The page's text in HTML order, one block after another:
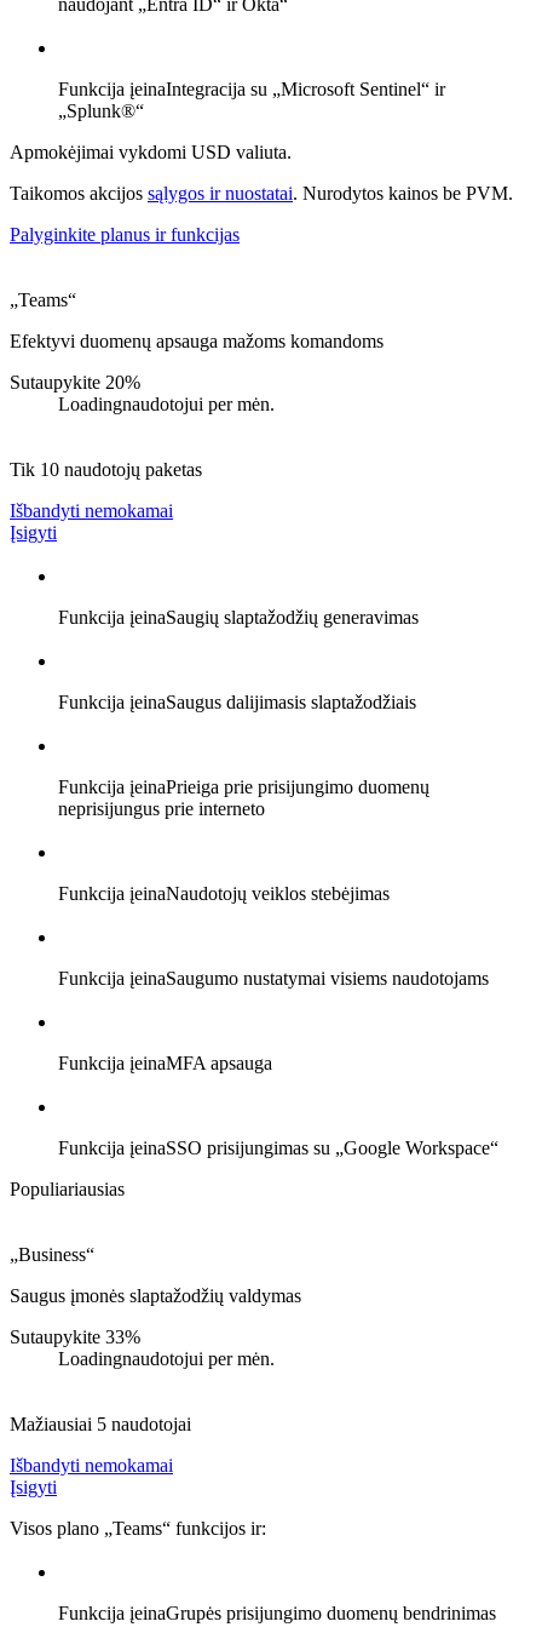
naudojant „Entra ID“ ir Okta“
Funkcija įeinaIntegracija su „Microsoft Sentinel“ ir
„Splunk®“
Apmokėjimai vykdomi USD valiuta.
Taikomos akcijos sąlygos ir nuostatai. Nurodytos kainos be PVM.
Palyginkite planus ir funkcijas
„Teams“
Efektyvi duomenų apsauga mažoms komandoms
Sutaupykite 20%
Loadingnaudotojui per mėn.
Tik 10 naudotojų paketas
Išbandyti nemokamai
Įsigyti
Funkcija įeinaSaugių slaptažodžių generavimas
Funkcija įeinaSaugus dalijimasis slaptažodžiais
Funkcija įeinaPrieiga prie prisijungimo duomenų
neprisijungus prie interneto
Funkcija įeinaNaudotojų veiklos stebėjimas
Funkcija įeinaSaugumo nustatymai visiems naudotojams
Funkcija įeinaMFA apsauga
Funkcija įeinaSSO prisijungimas su „Google Workspace“
Populiariausias
„Business“
Saugus įmonės slaptažodžių valdymas
Sutaupykite 33%
Loadingnaudotojui per mėn.
Mažiausiai 5 naudotojai
Išbandyti nemokamai
Įsigyti
Visos plano „Teams“ funkcijos ir:
Funkcija įeinaGrupės prisijungimo duomenų bendrinimas